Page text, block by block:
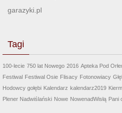
garazyki.pl
Tagi
100-lecie 750 lat Nowego 2016 Apteka Pod
Festiwal Festiwal Osie Flisacy Fotonowiacy
Hodowcy gołębi Kalendarz kalendarz2019
Plener Nadwiślański Nowe NowenadWisłą Pani